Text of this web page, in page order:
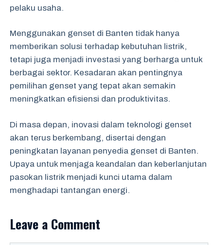
pelaku usaha.
Menggunakan genset di Banten tidak hanya
memberikan solusi terhadap kebutuhan listrik,
tetapi juga menjadi investasi yang berharga untuk
berbagai sektor. Kesadaran akan pentingnya
pemilihan genset yang tepat akan semakin
meningkatkan efisiensi dan produktivitas.
Di masa depan, inovasi dalam teknologi genset
akan terus berkembang, disertai dengan
peningkatan layanan penyedia genset di Banten.
Upaya untuk menjaga keandalan dan keberlanjutan
pasokan listrik menjadi kunci utama dalam
menghadapi tantangan energi.
Leave a Comment